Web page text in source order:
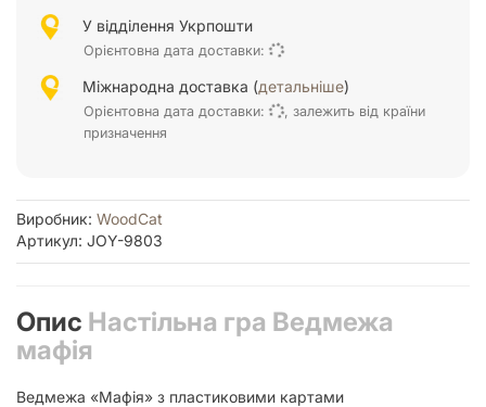
У відділення Укрпошти
Орієнтовна дата доставки:
Міжнародна доставка (детальніше)
Орієнтовна дата доставки:
, залежить від країни
призначення
Виробник: WoodCat
Артикул: JOY-9803
Опис Настільна гра Ведмежа
мафія
Ведмежа «Мафія» з пластиковими картами